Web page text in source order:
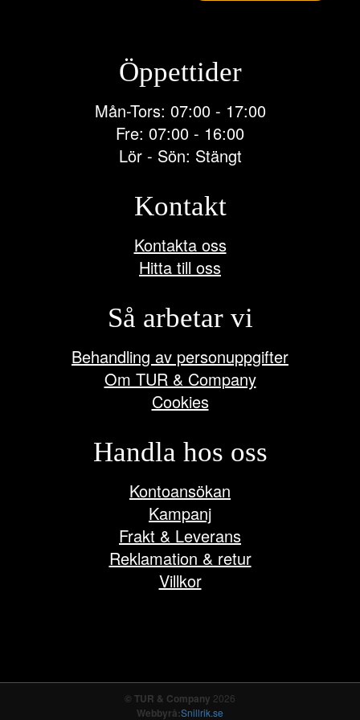
Öppettider
Mån-Tors: 07:00 - 17:00
Fre: 07:00 - 16:00
Lör - Sön: Stängt
Kontakt
Kontakta oss
Hitta till oss
Så arbetar vi
Behandling av personuppgifter
Om TUR & Company
Cookies
Handla hos oss
Kontoansökan
Kampanj
Frakt & Leverans
Reklamation & retur
Villkor
© TUR & Company 2026
Webbyrå:Snillrik.se